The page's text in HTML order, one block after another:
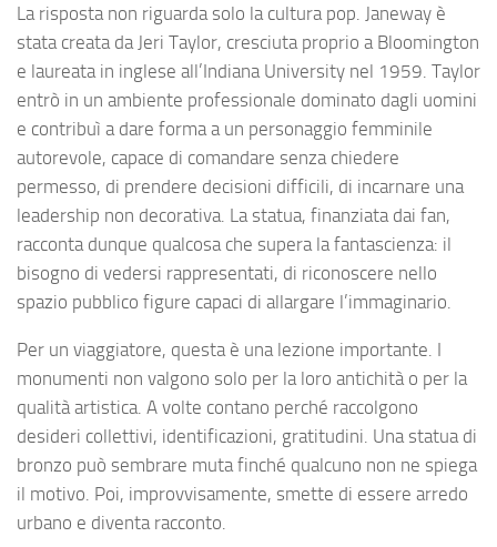
La risposta non riguarda solo la cultura pop. Janeway è
stata creata da Jeri Taylor, cresciuta proprio a Bloomington
e laureata in inglese all’Indiana University nel 1959. Taylor
entrò in un ambiente professionale dominato dagli uomini
e contribuì a dare forma a un personaggio femminile
autorevole, capace di comandare senza chiedere
permesso, di prendere decisioni difficili, di incarnare una
leadership non decorativa. La statua, finanziata dai fan,
racconta dunque qualcosa che supera la fantascienza: il
bisogno di vedersi rappresentati, di riconoscere nello
spazio pubblico figure capaci di allargare l’immaginario.
Per un viaggiatore, questa è una lezione importante. I
monumenti non valgono solo per la loro antichità o per la
qualità artistica. A volte contano perché raccolgono
desideri collettivi, identificazioni, gratitudini. Una statua di
bronzo può sembrare muta finché qualcuno non ne spiega
il motivo. Poi, improvvisamente, smette di essere arredo
urbano e diventa racconto.